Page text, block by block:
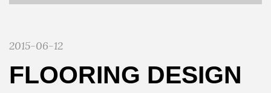
2015-06-12
FLOORING DESIGN